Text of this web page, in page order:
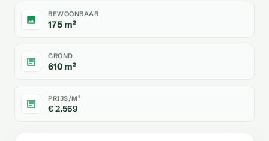
BEWOONBAAR
175 m²
GROND
610 m²
PRIJS/M²
€ 2.569